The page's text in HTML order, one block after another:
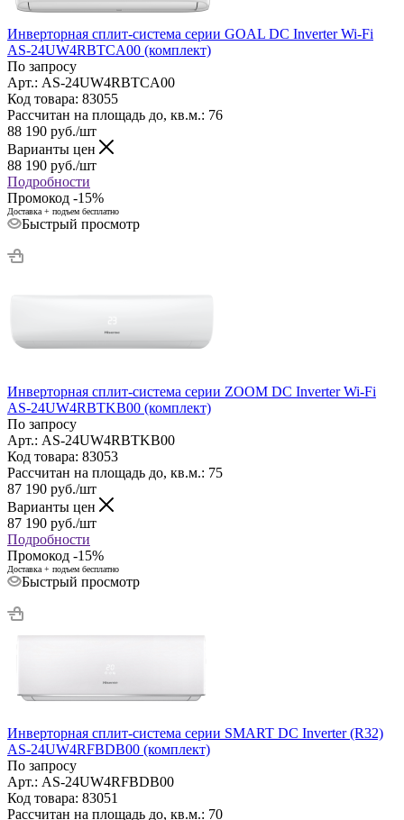
Инверторная сплит-система серии GOAL DC Inverter Wi-Fi
AS-24UW4RBTCA00 (комплект)
По запросу
Арт.: AS-24UW4RBTCA00
Код товара: 83055
Рассчитан на площадь до, кв.м.: 76
88 190 руб./шт
Варианты цен
88 190 руб./шт
Подробности
Промокод -15%
Доставка + подъем бесплатно
Быстрый просмотр
Инверторная сплит-система серии ZOOM DC Inverter Wi-Fi
AS-24UW4RBTKB00 (комплект)
По запросу
Арт.: AS-24UW4RBTKB00
Код товара: 83053
Рассчитан на площадь до, кв.м.: 75
87 190 руб./шт
Варианты цен
87 190 руб./шт
Подробности
Промокод -15%
Доставка + подъем бесплатно
Быстрый просмотр
Инверторная сплит-система серии SMART DC Inverter (R32)
AS-24UW4RFBDB00 (комплект)
По запросу
Арт.: AS-24UW4RFBDB00
Код товара: 83051
Рассчитан на площадь до, кв.м.: 70